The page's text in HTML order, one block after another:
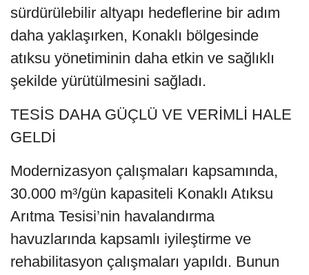
sürdürülebilir altyapı hedeflerine bir adım
daha yaklaşırken, Konaklı bölgesinde
atıksu yönetiminin daha etkin ve sağlıklı
şekilde yürütülmesini sağladı.
TESİS DAHA GÜÇLÜ VE VERİMLİ HALE
GELDİ
Modernizasyon çalışmaları kapsamında,
30.000 m³/gün kapasiteli Konaklı Atıksu
Arıtma Tesisi’nin havalandırma
havuzlarında kapsamlı iyileştirme ve
rehabilitasyon çalışmaları yapıldı. Bunun